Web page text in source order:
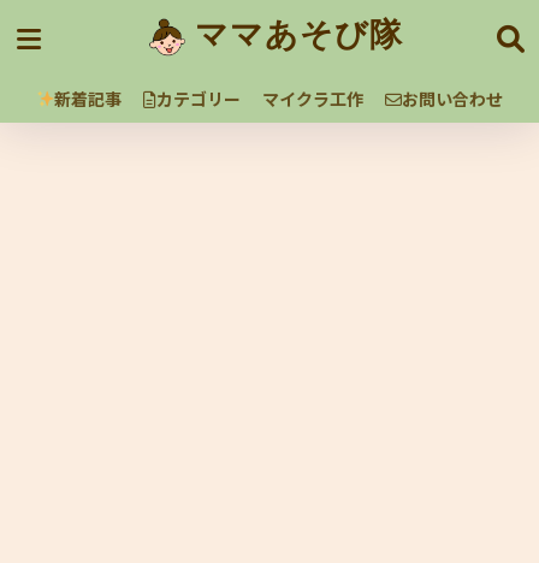
ママあそび隊
新着記事 カテゴリー マイクラ工作 お問い合わせ